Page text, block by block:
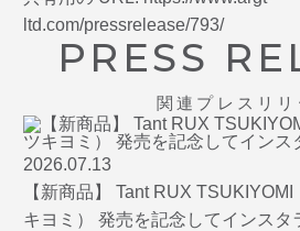
ltd.com/pressrelease/793/
PRESS
関連プレスリリ
2026.07.13
【新商品】 Tant RUX
キヨミ） 発売を記念してインスタ